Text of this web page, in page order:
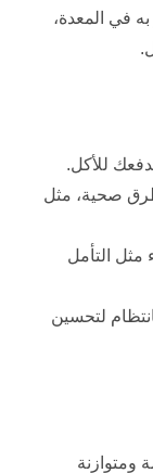
في المعدة،
للأكل.
صحية، مثل
مثل التأمل
لتحسين
ومتوازنة